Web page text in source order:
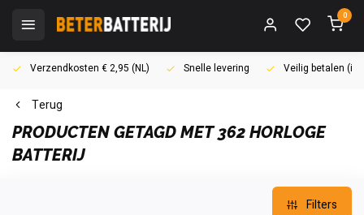
0
Verzendkosten € 2,95 (NL) Snelle levering Veilig betalen
Terug
PRODUCTEN GETAGD MET 362 HORLOGE
BATTERIJ
Filters